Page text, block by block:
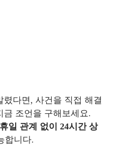
다면, 사건을 직접 해결
금 조언을 구해보세요.
일 관계 없이 24시간 상
합니다.